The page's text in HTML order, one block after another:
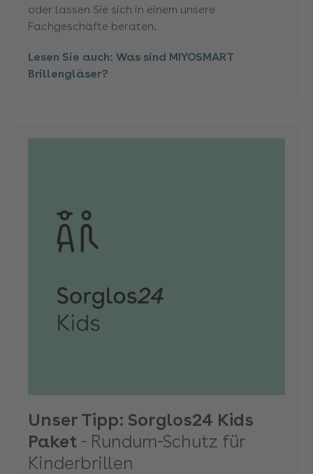
oder lassen Sie sich in einem unsere
Fachgeschäfte beraten.
Lesen Sie auch: Was sind MIYOSMART
Brillengläser?
Unser Tipp: Sorglos24 Kids
Paket - Rundum-Schutz für
Kinderbrillen